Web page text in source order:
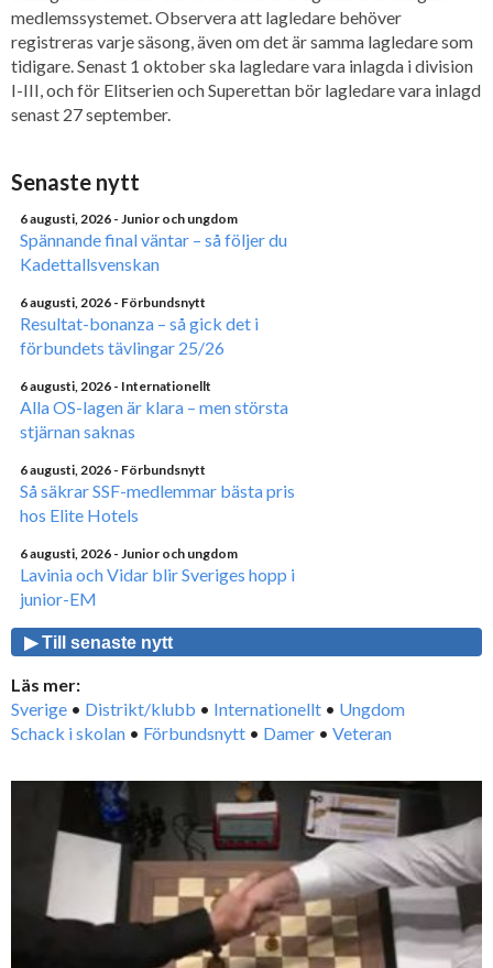
medlemssystemet. Observera att lagledare behöver
registreras varje säsong, även om det är samma lagledare som
tidigare. Senast 1 oktober ska lagledare vara inlagda i division
I-III, och för Elitserien och Superettan bör lagledare vara inlagd
senast 27 september.
Senaste nytt
6 augusti, 2026 - Junior och ungdom
Spännande final väntar – så följer du
Kadettallsvenskan
6 augusti, 2026 - Förbundsnytt
Resultat-bonanza – så gick det i
förbundets tävlingar 25/26
6 augusti, 2026 - Internationellt
Alla OS-lagen är klara – men största
stjärnan saknas
6 augusti, 2026 - Förbundsnytt
Så säkrar SSF-medlemmar bästa pris
hos Elite Hotels
6 augusti, 2026 - Junior och ungdom
Lavinia och Vidar blir Sveriges hopp i
junior-EM
▶ Till senaste nytt
Läs mer:
Sverige • Distrikt/klubb • Internationellt • Ungdom
Schack i skolan • Förbundsnytt • Damer • Veteran